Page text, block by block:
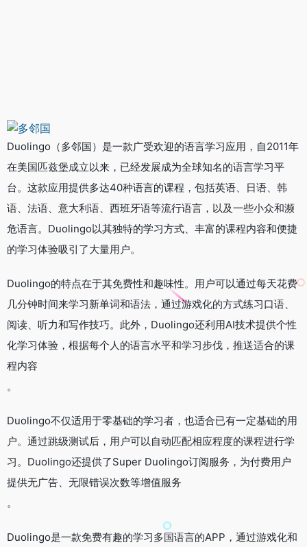
Duolingo（多邻国）是一款广受欢迎的语言学习应用，自2011年
在美国匹兹堡成立以来，已经发展成为全球知名的语言学习平
台。这款应用提供多达40种语言的课程，包括英语、日语、韩
语、法语、意大利语、西班牙语等流行语言，以及一些小众和濒
危语言。Duolingo以其独特的学习方式、丰富的课程内容和便捷
的学习体验吸引了大量用户。
Duolingo的特点在于其免费性和趣味性。用户可以通过每天花费
几分钟时间来学习新单词和语法，通过游戏化的方式练习口语、
阅读、听力和写作技巧。此外，Duolingo还利用AI技术提供个性
化学习体验，根据每个人的语言水平和学习步伐，推送适合的课
程内容
。
Duolingo不仅适用于零基础的学习者，也适合已有一定基础的用
户。通过跳级测试后，用户可以自动匹配相应程度的课程进行学
习。Duolingo还提供了Super Duolingo订阅服务，为付费用户
提供无广告、无限错误次数等增值服务
。
Duolingo是一款免费有趣的学习多国语言的APP，通过游戏化和